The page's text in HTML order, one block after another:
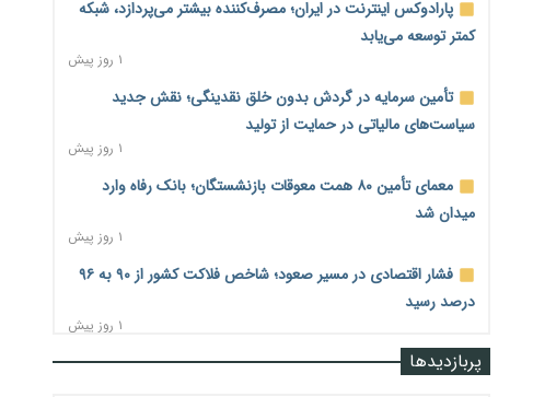
پارادوکس اینترنت در ایران؛ مصرف‌کننده بیشتر می‌پردازد، شبکه
کمتر توسعه می‌یابد
۱ روز پیش
تأمین سرمایه در گردش بدون خلق نقدینگی؛ نقش جدید
سیاست‌های مالیاتی در حمایت از تولید
۱ روز پیش
معمای تأمین ۸۰ همت معوقات بازنشستگان؛ بانک رفاه وارد
میدان شد
۱ روز پیش
فشار اقتصادی در مسیر صعود؛ شاخص فلاکت کشور از ۹۰ به ۹۶
درصد رسید
۱ روز پیش
رشد ۷۵ هزار میلیاردی بازار خرید اعتباری؛ فین‌تک‌ها وارد میدان پربازدیدها